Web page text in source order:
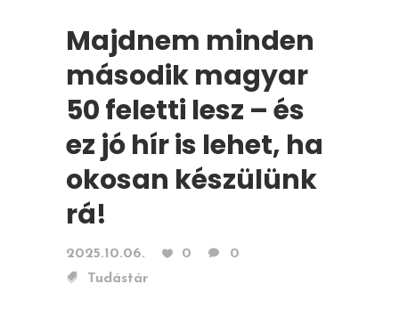
Majdnem minden
második magyar
50 feletti lesz – és
ez jó hír is lehet, ha
okosan készülünk
rá!
2025.10.06. 0
0
Tudástár